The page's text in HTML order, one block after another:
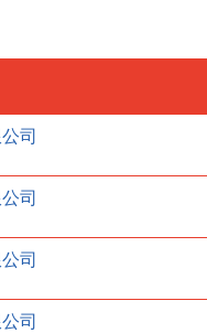
司
司
司
司